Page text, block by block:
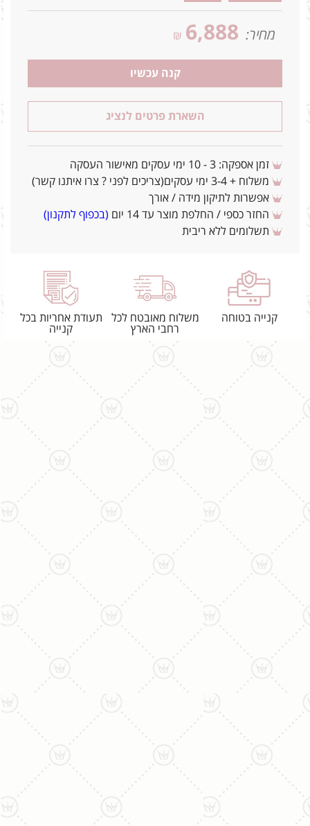
מחיר: 6,888
₪
קנה עכשיו
השארת פרטים לנציג
זמן אספקה: 3 - 10 ימי עסקים מאישור העסקה
משלוח + 3-4 ימי עסקים(צריכים לפני ? צרו איתנו קשר)
אפשרות לתיקון מידה / אורך
החזר כספי / החלפת מוצר עד 14 יום
(בכפוף לתקנון)
תשלומים ללא ריבית
קנייה בטוחה
משלוח מאובטח לכל
רחבי הארץ
תעודת אחריות בכל
קנייה